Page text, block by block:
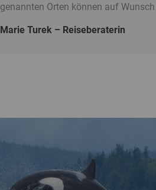
genannten Orten können auf
Marie Turek Reiseberaterin